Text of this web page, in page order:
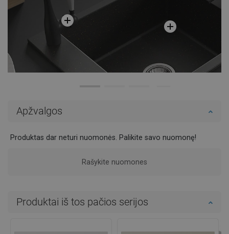
Apžvalgos
Produktas dar neturi nuomonės. Palikite savo nuomonę!
Rašykite nuomones
Produktai iš tos pačios serijos